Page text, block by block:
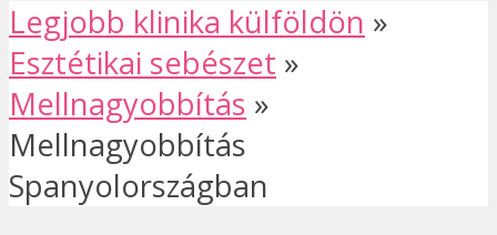
Legjobb klinika külföldön »
Esztétikai sebészet »
Mellnagyobbítás »
Mellnagyobbítás
Spanyolországban